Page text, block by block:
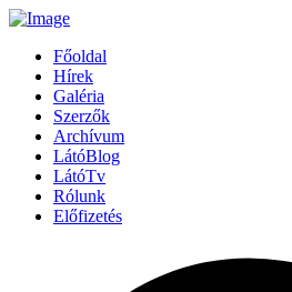
Főoldal
Hírek
Galéria
Szerzők
Archívum
LátóBlog
LátóTv
Rólunk
Előfizetés